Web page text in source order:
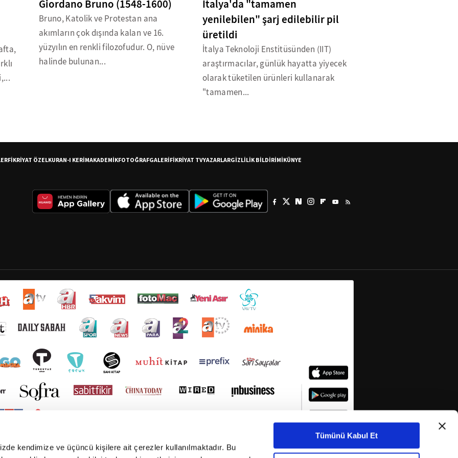
kendimize ve üçüncü kişilere ait çerezler kullanılmaktadır. Bu
Tümünü Kabul Et
Giordano Bruno (1548-1600)
Bruno, Katolik ve Protestan ana
akımların çok dışında kalan ve 16.
yüzyılın en renkli filozofudur. O, nüve
halinde bulunan...
İtalya'da "tamamen
yenilebilen" şarj edilebilir pil
üretildi
İtalya Teknoloji Enstitüsünden (IIT)
araştırmacılar, günlük hayatta yiyecek
olarak tüketilen ürünleri kullanarak
"tamamen...
FİKRİYAT ÖZELKURAN-I KERİMAKADEMİKFOTOĞRAFGALERİFİKRİYAT TVYAZARLARGİZLİLİK BİLDİRİMİKÜNYE